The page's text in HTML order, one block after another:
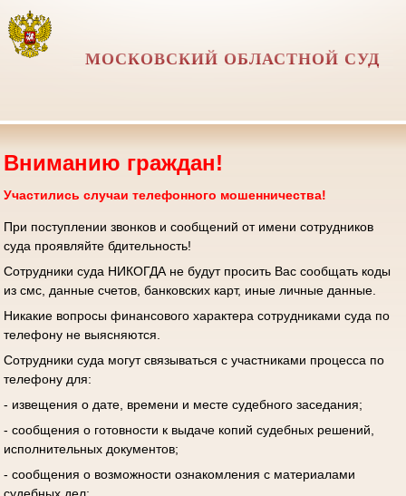
МОСКОВСКИЙ ОБЛАСТНОЙ СУД
Вниманию граждан!
Участились случаи телефонного мошенничества!
При поступлении звонков и сообщений от имени сотрудников
суда проявляйте бдительность!
Сотрудники суда НИКОГДА не будут просить Вас сообщать коды
из смс, данные счетов, банковских карт, иные личные данные.
Никакие вопросы финансового характера сотрудниками суда по
телефону не выясняются.
Сотрудники суда могут связываться с участниками процесса по
телефону для:
- извещения о дате, времени и месте судебного заседания;
- сообщения о готовности к выдаче копий судебных решений,
исполнительных документов;
- сообщения о возможности ознакомления с материалами
судебных дел;